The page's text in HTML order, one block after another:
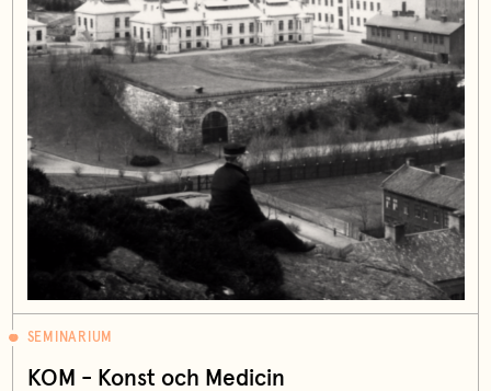
SEMINARIUM
KOM - Konst och Medicin